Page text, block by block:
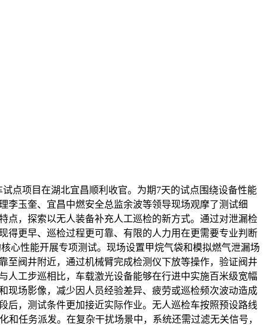
点项目在湖北宜昌顺利收官。为期7天的试点围绕设备性能
李玉奎、宜昌中燃安全总监余波等领导现场观摩了测试细
点，探索以无人装备补充人工巡检的新方式。通过对泄漏检
得更早、巡检过程更可靠、有限的人力用在更需要专业判断
心性能开展专项测试。现场设置甲烷气袋和模拟燃气泄漏场
至阀井附近，通过机械臂完成检测仪下放等操作，验证阀井
人工步巡相比，车载激光设备能够在行进中实施百米级宽幅
现场影像，减少因人员经验差异、疲劳或巡检频次波动造成
后，测试条件更加接近实际作业。无人巡检车按照预设路线
任务派发。在复杂干扰场景中，系统还需过滤无关信号，